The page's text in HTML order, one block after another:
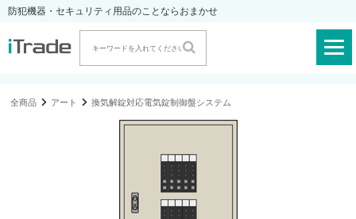
防犯機器・セキュリティ用品のことならおまかせ
全商品 アート 換気解錠対応電気錠制御盤システム